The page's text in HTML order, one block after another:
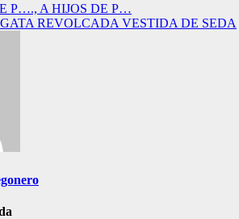
P…., A HIJOS DE P…
REVOLCADA VESTIDA DE SEDA